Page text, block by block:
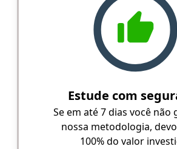
Estude com
Se em até 7 dias você não
nossa metodologia,
100% do valor